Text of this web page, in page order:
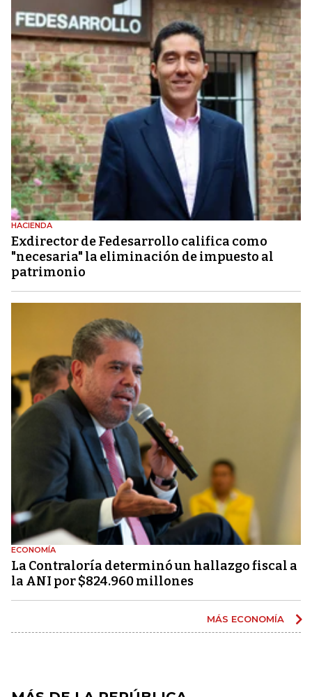
HACIENDA
Exdirector de Fedesarrollo califica como
"necesaria" la eliminación de impuesto al
patrimonio
ECONOMÍA
La Contraloría determinó un hallazgo fiscal a
la ANI por $824.960 millones
MÁS ECONOMÍA